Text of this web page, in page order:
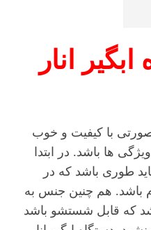
انار
با کیفیت و خوب
ها باشد. در ابتدا
طوری باشد که در
باشد. هم چنین جنس به
که قابل شستشو باشد